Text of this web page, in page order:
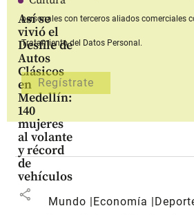
Así se
vivió el
Desfile de
Autos
Clásicos
en
Medellín:
140
mujeres
al volante
y récord
de
vehículos
share
personales con terceros aliados comerciales
Tratamiento del Datos Personal.
Mundo Economía